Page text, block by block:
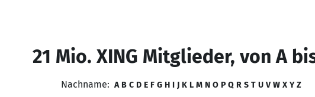
21 Mio. XING Mitglieder, von A
Nachname: A B C D E F G H I J K L M N O P Q R S T U V W X Y Z